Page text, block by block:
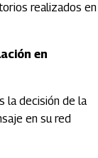
realizados en
en
la decisión de la
en su red